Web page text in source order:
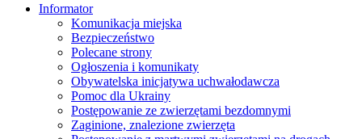
Informator
Komunikacja miejska
Bezpieczeństwo
Polecane strony
Ogłoszenia i komunikaty
Obywatelska inicjatywa uchwałodawcza
Pomoc dla Ukrainy
Postępowanie ze zwierzętami bezdomnymi
Zaginione, znalezione zwierzęta